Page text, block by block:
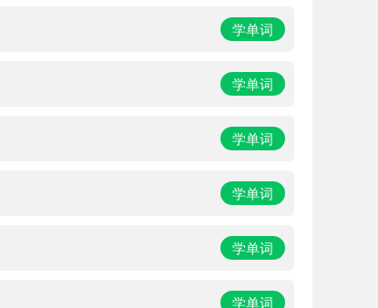
学单词
学单词
学单词
学单词
学单词
学单词